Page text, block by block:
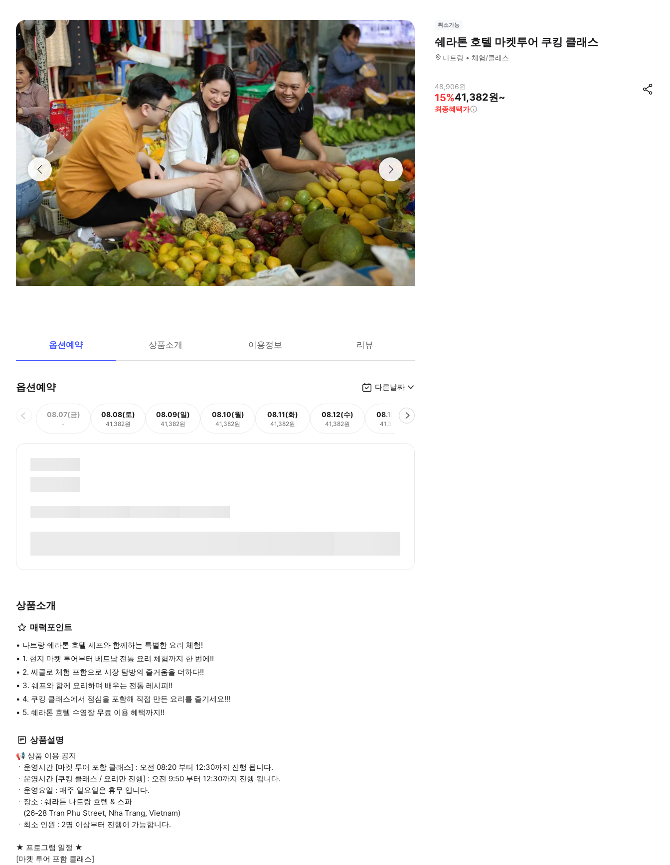
옵션예약 상품소개 이용정보 리뷰
옵션예약 다른날짜
08.07(금)
-
08.08(토)
41,382원
08.09(일)
41,382원
08.10(월)
41,382원
08.11(화)
41,382원
08.12(수)
41,382원
08.13(목)
41,382원
상품소개
매력포인트
나트랑 쉐라톤 호텔 셰프와 함께하는 특별한 요리 체험!
1. 현지 마켓 투어부터 베트남 전통 요리 체험까지 한 번에!!
2. 씨클로 체험 포함으로 시장 탐방의 즐거움을 더하다!!
3. 쉐프와 함께 요리하며 배우는 전통 레시피!!
4. 쿠킹 클래스에서 점심을 포함해 직접 만든 요리를 즐기세요!!!
5. 쉐라톤 호텔 수영장 무료 이용 혜택까지!!
상품설명
📢 상품 이용 공지
ㆍ운영시간 [마켓 투어 포함 클래스] : 오전 08:20 부터 12:30까지 진행 됩니다.
ㆍ운영시간 [쿠킹 클래스 / 요리만 진행] : 오전 9:50 부터 12:30까지 진행 됩니다.
ㆍ운영요일 : 매주 일요일은 휴무 입니다.
ㆍ장소 : 쉐라톤 나트랑 호텔 & 스파
(26-28 Tran Phu Street, Nha Trang, Vietnam)
ㆍ최소 인원 : 2명 이상부터 진행이 가능합니다.
★ 프로그램 일정 ★
[마켓 투어 포함 클래스]
취소가능
쉐라톤 호텔 마켓투어 쿠킹 클래스
나트랑 체험/클래스
48,906원
15%41,382원~
최종혜택가